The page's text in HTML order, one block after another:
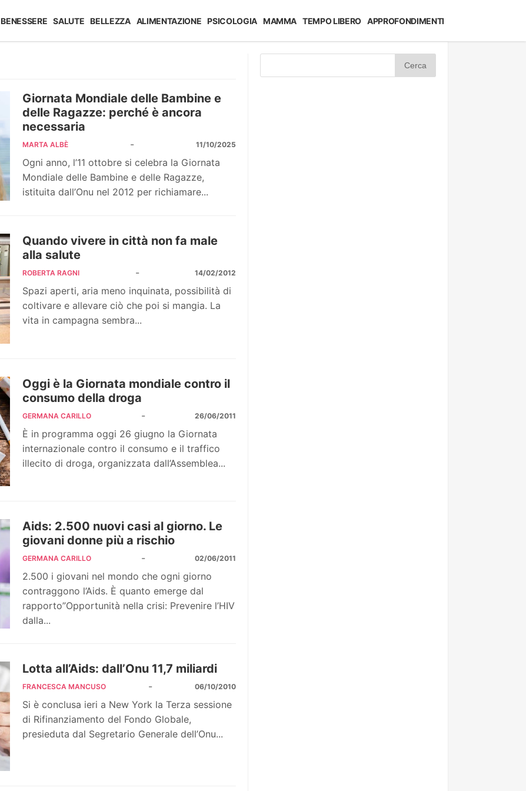
BENESSERE SALUTE BELLEZZA ALIMENTAZIONE PSICOLOGIA MAMMA TEMPO LIBERO APPROFONDIMENTI
Giornata Mondiale delle Bambine e
delle Ragazze: perché è ancora
necessaria
MARTA ALBÈ - 11/10/2025
Ogni anno, l’11 ottobre si celebra la Giornata
Mondiale delle Bambine e delle Ragazze,
istituita dall’Onu nel 2012 per richiamare...
Quando vivere in città non fa male
alla salute
ROBERTA RAGNI - 14/02/2012
Spazi aperti, aria meno inquinata, possibilità di
coltivare e allevare ciò che poi si mangia. La
vita in campagna sembra...
Oggi è la Giornata mondiale contro il
consumo della droga
GERMANA CARILLO - 26/06/2011
È in programma oggi 26 giugno la Giornata
internazionale contro il consumo e il traffico
illecito di droga, organizzata dall’Assemblea...
Aids: 2.500 nuovi casi al giorno. Le
giovani donne più a rischio
GERMANA CARILLO - 02/06/2011
2.500 i giovani nel mondo che ogni giorno
contraggono l’Aids. È quanto emerge dal
rapporto”Opportunità nella crisi: Prevenire l’HIV
dalla...
Lotta all’Aids: dall’Onu 11,7 miliardi
FRANCESCA MANCUSO - 06/10/2010
Si è conclusa ieri a New York la Terza sessione
di Rifinanziamento del Fondo Globale,
presieduta dal Segretario Generale dell’Onu...